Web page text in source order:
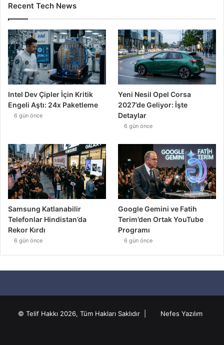
Recent Tech News
Intel Dev Çipler İçin Kritik
Engeli Aştı: 24x Paketleme
6 gün önce
Yeni Nesil Opel Corsa
2027’de Geliyor: İşte
Detaylar
6 gün önce
Samsung Katlanabilir
Telefonlar Hindistan’da
Rekor Kırdı
6 gün önce
Google Gemini ve Fatih
Terim’den Ortak YouTube
Programı
6 gün önce
© Telif Hakkı 2026, Tüm Hakları Saklıdır | Nefes Yazılım